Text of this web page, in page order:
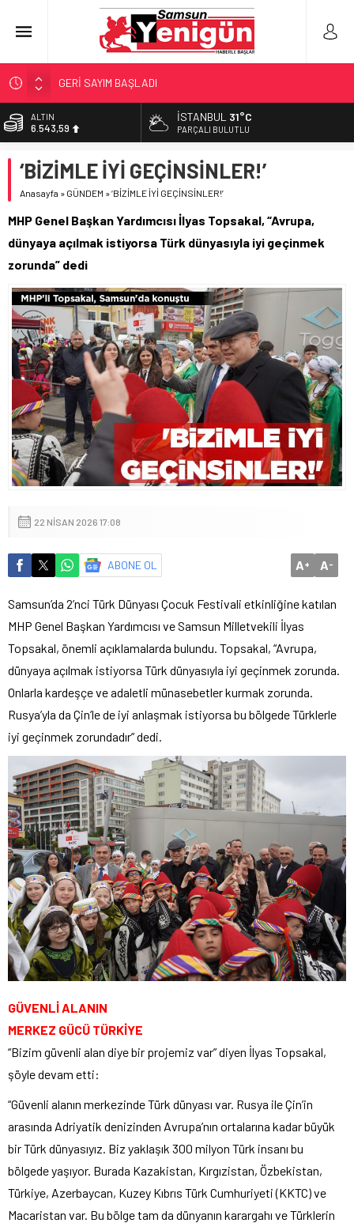
GERİ SAYIM BAŞLADI
SAMSUNSPOR’DA HEDEF 5’İNCİLİK!
‘BAFRA’YA YATIRIM YAPIN!’
YÖNETİCİ SEÇERKEN YAPILAN EN BÜYÜK HATALAR
ALTIN
6.543,59
13.798,82
DOLAR
55,0063
İSTANBUL 31°C
PARÇALI BULUTLU
‘BİZİMLE İYİ GEÇİNSİNLER!’
Anasayfa » GÜNDEM »‘BİZİMLE İYİ GEÇİNSİNLER!’
MHP Genel Başkan Yardımcısı İlyas Topsakal, “Avrupa,
dünyaya açılmak istiyorsa Türk dünyasıyla iyi geçinmek
zorunda” dedi
22 NISAN 2026 17:08
ABONE OL A+ A-
Samsun’da 2’nci Türk Dünyası Çocuk Festivali etkinliğine katılan
MHP Genel Başkan Yardımcısı ve Samsun Milletvekili İlyas
Topsakal, önemli açıklamalarda bulundu. Topsakal, “Avrupa,
dünyaya açılmak istiyorsa Türk dünyasıyla iyi geçinmek zorunda.
Onlarla kardeşçe ve adaletli münasebetler kurmak zorunda.
Rusya’yla da Çin’le de iyi anlaşmak istiyorsa bu bölgede Türklerle
iyi geçinmek zorundadır” dedi.
GÜVENLİ ALANIN
MERKEZ GÜCÜ TÜRKİYE
“Bizim güvenli alan diye bir projemiz var” diyen İlyas Topsakal,
şöyle devam etti:
“Güvenli alanın merkezinde Türk dünyası var. Rusya ile Çin’in
arasında Adriyatik denizinden Avrupa’nın ortalarına kadar büyük
bir Türk dünyasıyız. Biz yaklaşık 300 milyon Türk insanı bu
bölgede yaşıyor. Burada Kazakistan, Kırgızistan, Özbekistan,
Türkiye, Azerbaycan, Kuzey Kıbrıs Türk Cumhuriyeti (KKTC) ve
Macaristan var. Bu bölge tam da dünyanın karargahı ve Türklerin